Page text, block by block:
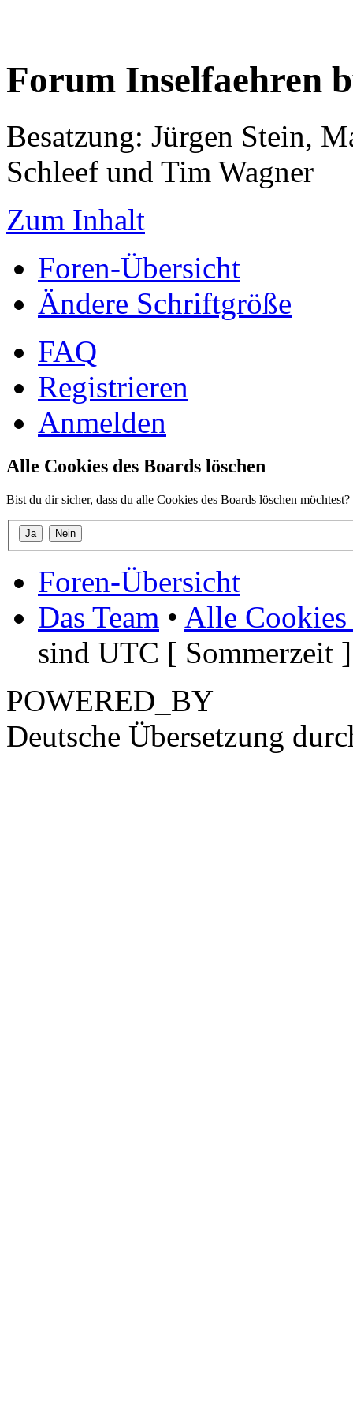
Forum Inselfaehren
Besatzung: Jürgen Stein,
Schleef und Tim Wagner
Zum Inhalt
Foren-Übersicht
Ändere Schriftgröße
FAQ
Registrieren
Anmelden
Alle Cookies des Boards löschen
Bist du dir sicher, dass du alle Cookies des Boards löschen möchtest?
Foren-Übersicht
Das Team • Alle Cookies
sind UTC [ Sommerzeit ]
POWERED_BY
Deutsche Übersetzung